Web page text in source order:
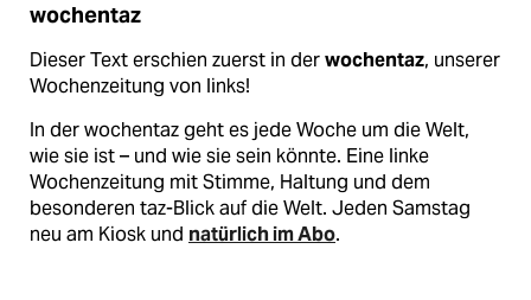
wochentaz
Dieser Text erschien zuerst in derwochentaz, unserer
Wochenzeitung von links!
In der wochentaz geht es jede Woche um die Welt,
wie sie ist – und wie sie sein könnte. Eine linke
Wochenzeitung mit Stimme, Haltung und dem
besonderen taz-Blick auf die Welt. Jeden Samstag
neu am Kiosk und natürlich im Abo.